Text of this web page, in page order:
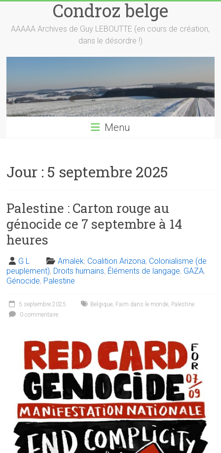
content
Condroz belge
AAAAA Archives de Guy LEBOUTTE (en cours de création,
dans le désordre !)
Menu
Jour : 5 septembre 2025
Palestine : Carton rouge au
génocide ce 7 septembre à 14
heures
G L Amalek, Coalition Arizona, Colonialisme (de
peuplement), Droits humains, Éléments de langage, GAZA,
Génocide, Palestine
5 septembre 2025 Belgique, Faim dans le monde, Palestine
0 commentaire